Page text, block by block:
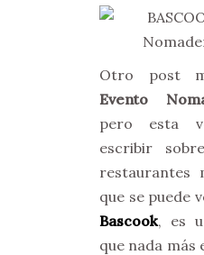
Otro post
Evento
pero esta
escribir
restaurantes
que se puede
Bascook, es
que nada más